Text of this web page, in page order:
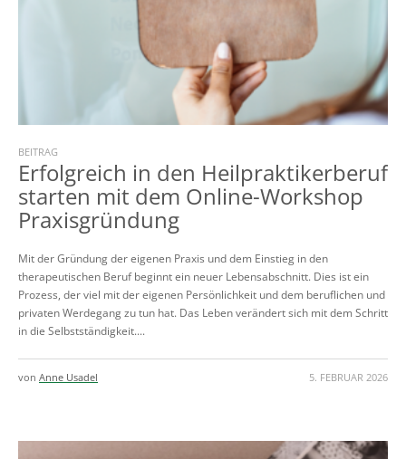
BEITRAG
Erfolgreich in den Heilpraktikerberuf
starten mit dem Online-Workshop
Praxisgründung
Mit der Gründung der eigenen Praxis und dem Einstieg in den
therapeutischen Beruf beginnt ein neuer Lebensabschnitt. Dies ist ein
Prozess, der viel mit der eigenen Persönlichkeit und dem beruflichen und
privaten Werdegang zu tun hat. Das Leben verändert sich mit dem Schritt
in die Selbstständigkeit....
5. FEBRUAR 2026
von Anne Usadel